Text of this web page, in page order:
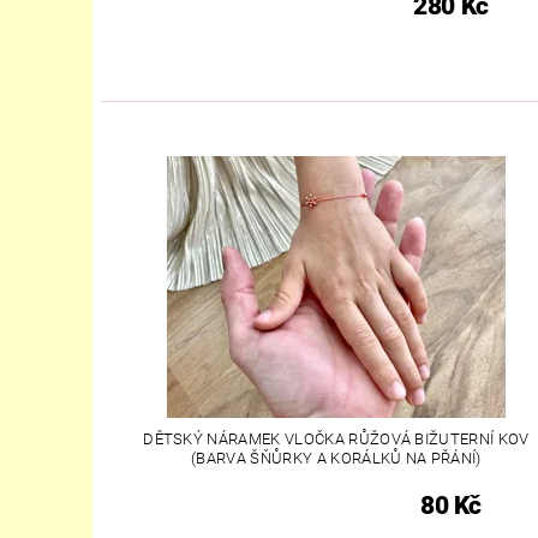
280 Kč
DĚTSKÝ NÁRAMEK VLOČKA RŮŽOVÁ BIŽUTERNÍ KOV
(BARVA ŠŇŮRKY A KORÁLKŮ NA PŘÁNÍ)
80 Kč